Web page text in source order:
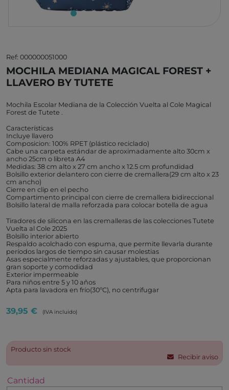
Ref: 000000051000
MOCHILA MEDIANA MAGICAL FOREST +
LLAVERO BY TUTETE
Mochila Escolar Mediana de la Colección Vuelta al Cole Magical
Forest de Tutete .
Características
Incluye llavero
Composicion: 100% RPET (plástico reciclado)
Cabe una carpeta estándar de aproximadamente alto 30cm x
ancho 25cm o libreta A4
Medidas: 38 cm alto x 27 cm ancho x 12.5 cm profundidad
Bolsillo exterior delantero con cierre de cremallera(29 cm alto x 23
cm ancho)
Cierre en clip en el pecho
Compartimento principal con cierre de cremallera bidireccional
Bolsillo lateral de malla reforzada para colocar botella de agua
Tiradores de silicona en las cremalleras de las colecciones Tutete
Vuelta al Cole 2025
Bolsillo interior abierto
Respaldo acolchado con espuma, que permite llevarla durante
períodos largos de tiempo sin causar molestias
Asas especialmente reforzadas y ajustables, que proporcionan
gran soporte y comodidad
Exterior impermeable
Para niños entre 5 y 10 años
Apta para lavadora en frío(30ºC), no centrifugar
39,95 € (IVA incluido)
Producto sin stock
Recibir aviso
Cantidad